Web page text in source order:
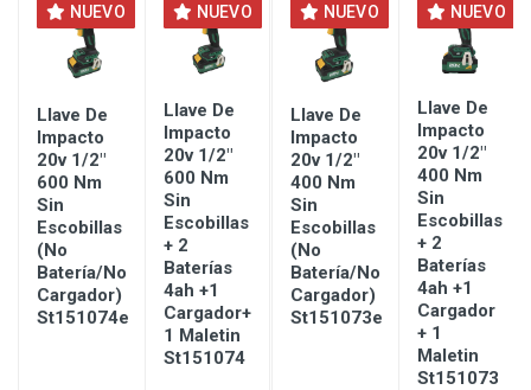
NUEVO
Llave De
Impacto
20v 1/2"
600 Nm
Sin
Escobillas
(no
Batería/no
Cargador)
St151074e
NUEVO
Llave De
Impacto
20v 1/2"
600 Nm
Sin
Escobillas
+ 2
Baterías
4ah +1
Cargador+
1 Maletin
St151074
NUEVO
Llave De
Impacto
20v 1/2"
400 Nm
Sin
Escobillas
(no
Batería/no
Cargador)
St151073e
NUEVO
Llave De
Impacto
20v 1/2"
400 Nm
Sin
Escobillas
+ 2
Baterías
4ah +1
Cargador
+ 1
Maletin
St151073